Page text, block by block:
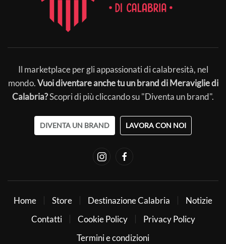
Il marketplace per gli appassionati di calabresità, nel
mondo.Vuoi diventare anche tu un brand di Meraviglie di
Calabria?Scopri di più cliccando su "Diventa un brand".
DIVENTA UN BRAND LAVORA CON NOI
Home Store Destinazione Calabria
Notizie
Contatti
Cookie Policy
Privacy Policy
Termini e condizioni